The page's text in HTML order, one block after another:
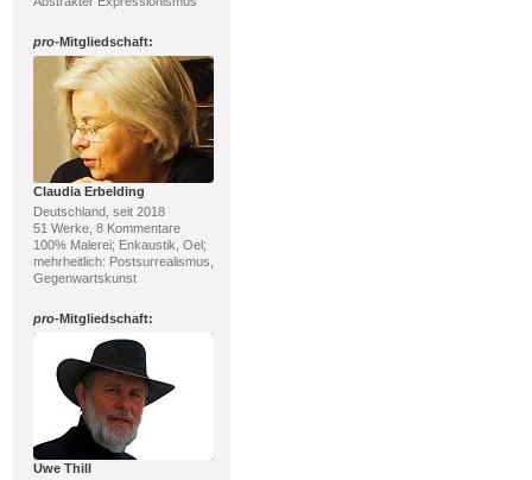
pro-Mitgliedschaft:
Claudia Erbelding
Deutschland, seit 2018
51 Werke, 8 Kommentare
100% Malerei; Enkaustik, Oel;
mehrheitlich: Postsurrealismus,
Gegenwartskunst
pro-Mitgliedschaft:
Uwe Thill